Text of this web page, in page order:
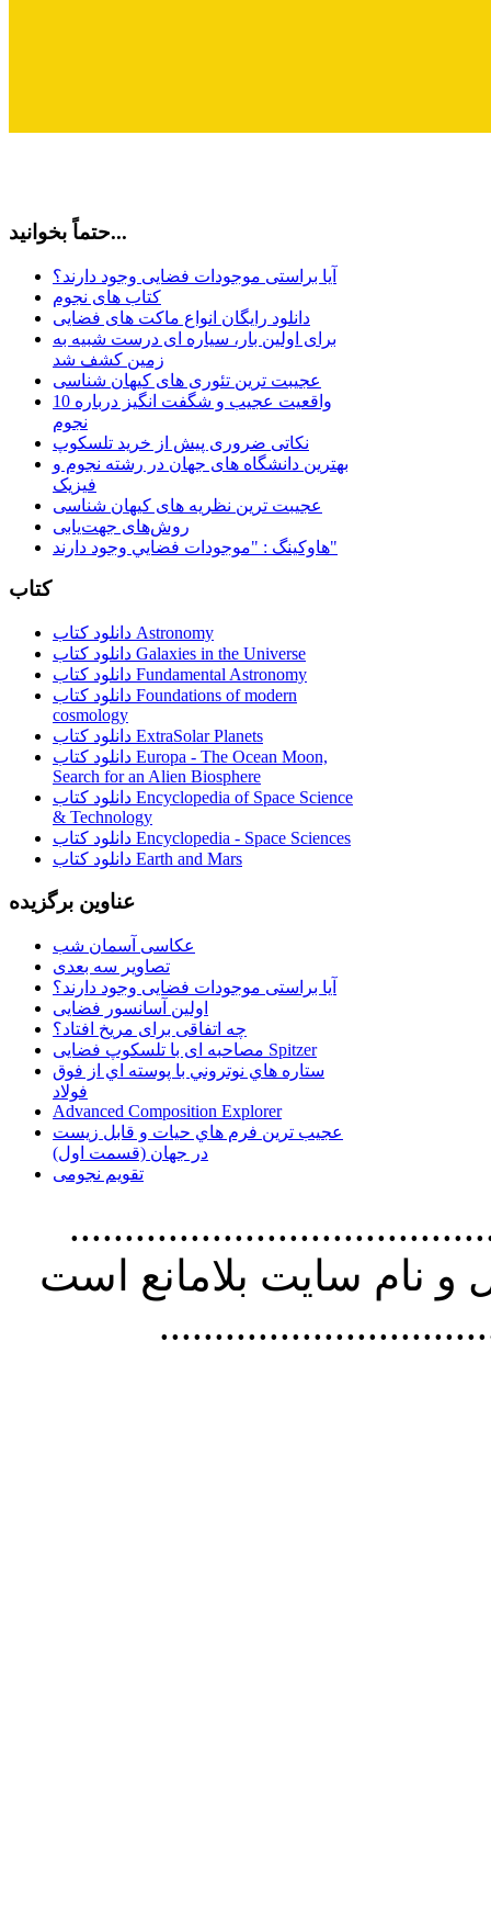
حتماً بخوانید...
آیا براستی موجودات فضایی وجود دارند؟
کتاب های نجوم
دانلود رایگان انواع ماکت های فضایی
برای اولین بار، سیاره ای درست شبیه به
زمین کشف شد
عجیبت ترین تئوری های کیهان شناسی
10 واقعیت عجیب و شگفت انگیز درباره
نجوم
نکاتی ضروری پیش از خرید تلسکوپ
بهترین دانشگاه های جهان در رشته نجوم و
فیزیک
عجیبت ترین نظریه های کیهان شناسی
روش‌های جهت‌یابی
هاوكينگ : "موجودات فضايي وجود دارند"
کتاب
دانلود کتاب Astronomy
دانلود کتاب Galaxies in the Universe
دانلود کتاب Fundamental Astronomy
دانلود کتاب Foundations of modern
cosmology
دانلود کتاب ExtraSolar Planets
دانلود کتاب Europa - The Ocean Moon,
Search for an Alien Biosphere
دانلود کتاب Encyclopedia of Space Science
& Technology
دانلود کتاب Encyclopedia - Space Sciences
دانلود کتاب Earth and Mars
عناوین برگزیده
عکاسی آسمان شب
تصاویر سه بعدی
آیا براستی موجودات فضایی وجود دارند؟
اولین آسانسور فضایی
چه اتفاقی برای مریخ افتاد؟
مصاحبه ای با تلسکوپ فضایی Spitzer
ستاره هاي نوتروني با پوسته اي از فوق
فولاد
Advanced Composition Explorer
عجیب ترین فرم هاي حيات و قابل زيست
در جهان (قسمت اول)
تقویم نجومی
استفاده از
نام سايت بلامانع است